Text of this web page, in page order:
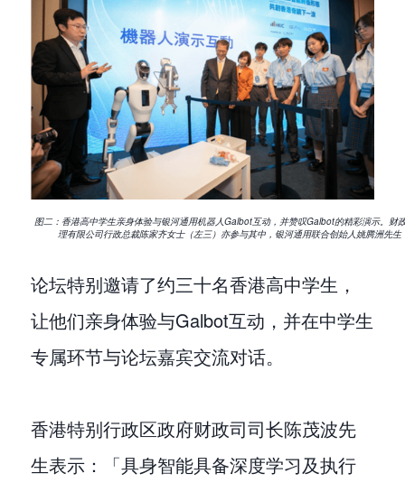
图二：香港高中学生亲身体验与银河通用机器人Galbot互动，并赞叹Galbot的精彩演示。财
理有限公司行政总裁陈家齐女士（左三）亦参与其中，银河通用联合创始人姚腾洲先
论坛特别邀请了约三十名香港高中学生，
让他们亲身体验与Galbot互动，并在中学生
专属环节与论坛嘉宾交流对话。
香港特别行政区政府财政司司长陈茂波先
生表示：「具身智能具备深度学习及执行